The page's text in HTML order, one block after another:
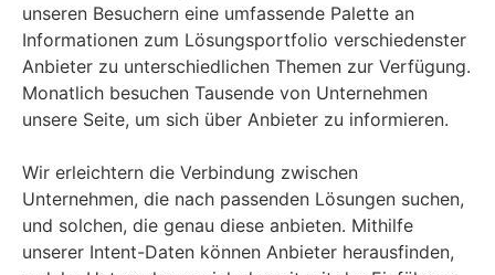
unseren Besuchern eine umfassende Palette an
Informationen zum Lösungsportfolio verschiedenster
Anbieter zu unterschiedlichen Themen zur Verfügung.
Monatlich besuchen Tausende von Unternehmen
unsere Seite, um sich über Anbieter zu informieren.
Wir erleichtern die Verbindung zwischen
Unternehmen, die nach passenden Lösungen suchen,
und solchen, die genau diese anbieten. Mithilfe
unserer Intent-Daten können Anbieter herausfinden,